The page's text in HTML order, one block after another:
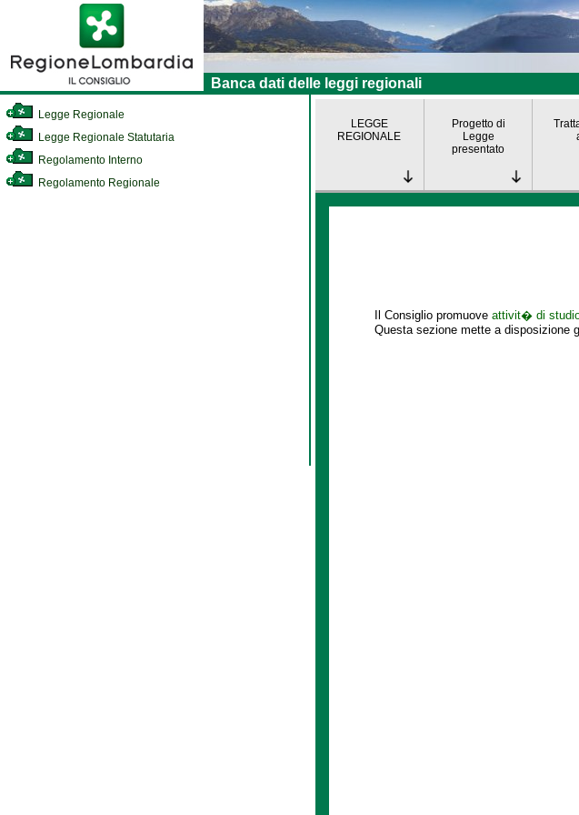
Banca dati delle leggi regionali
Legge Regionale
Legge Regionale Statutaria
Regolamento Interno
Regolamento Regionale
LEGGE
REGIONALE
Progetto di
Legge
presentato
Il Consiglio promuove attivit� di
Questa sezione mette a disposizione